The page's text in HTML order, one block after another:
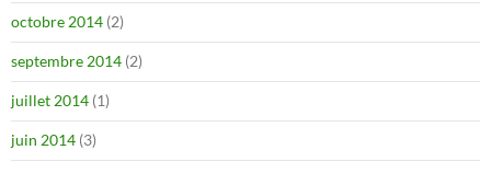
octobre 2014 (2)
septembre 2014 (2)
juillet 2014 (1)
juin 2014 (3)